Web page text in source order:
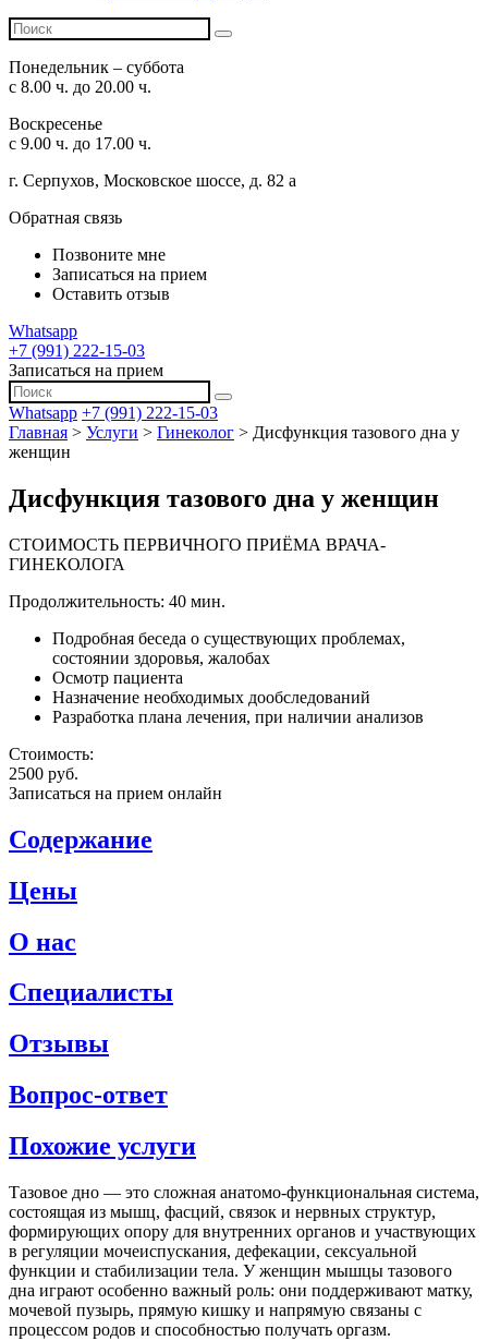
Понедельник – суббота
с 8.00 ч. до 20.00 ч.
Воскресенье
с 9.00 ч. до 17.00 ч.
г. Серпухов, Московское шоссе, д. 82 а
Обратная связь
Позвоните мне
Записаться на прием
Оставить отзыв
Whatsapp
+7 (991) 222-15-03
Записаться на прием
Whatsapp +7 (991) 222-15-03
Главная > Услуги > Гинеколог > Дисфункция тазового дна у
женщин
Дисфункция тазового дна у женщин
СТОИМОСТЬ ПЕРВИЧНОГО ПРИЁМА ВРАЧА-
ГИНЕКОЛОГА
Продолжительность: 40 мин.
Подробная беседа о существующих проблемах,
состоянии здоровья, жалобах
Осмотр пациента
Назначение необходимых дообследований
Разработка плана лечения, при наличии анализов
Стоимость:
2500 руб.
Записаться на прием онлайн
Содержание
Цены
О нас
Специалисты
Отзывы
Вопрос-ответ
Похожие услуги
Тазовое дно — это сложная анатомо-функциональная система,
состоящая из мышц, фасций, связок и нервных структур,
формирующих опору для внутренних органов и участвующих
в регуляции мочеиспускания, дефекации, сексуальной
функции и стабилизации тела. У женщин мышцы тазового
дна играют особенно важный роль: они поддерживают матку,
мочевой пузырь, прямую кишку и напрямую связаны с
процессом родов и способностью получать оргазм.